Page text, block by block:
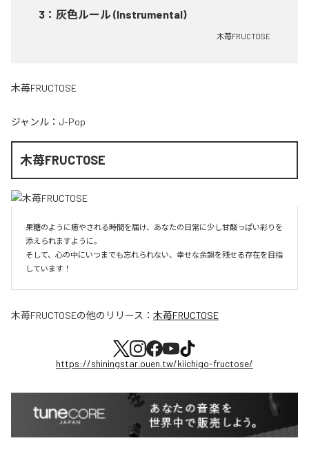
3 ： 灰色ルール (Instrumental)
木苺FRUCTOSE
木苺FRUCTOSE
ジャンル： J-Pop
木苺FRUCTOSE
果糖のように癒やされる時間を届け、あなたの日常に少し甘酸っぱい彩りを
添えられますように。
そして、心の中にいつまでも忘れられない、幸せな余韻を残せる存在を目指
しています！
木苺FRUCTOSEの他のリリース： 木苺FRUCTOSE
https://shiningstar.ouen.tw/kiichigo-fructose/